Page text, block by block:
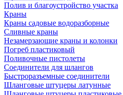
Полив и благоустройство участка
Краны
Краны садовые водоразборные
Сливные краны
Незамерзающие краны и колонки
Погреб пластиковый
Поливочные пистолеты
Соединители для шлангов
Быстроразъемные соединители
Шланговые штуцеры латунные